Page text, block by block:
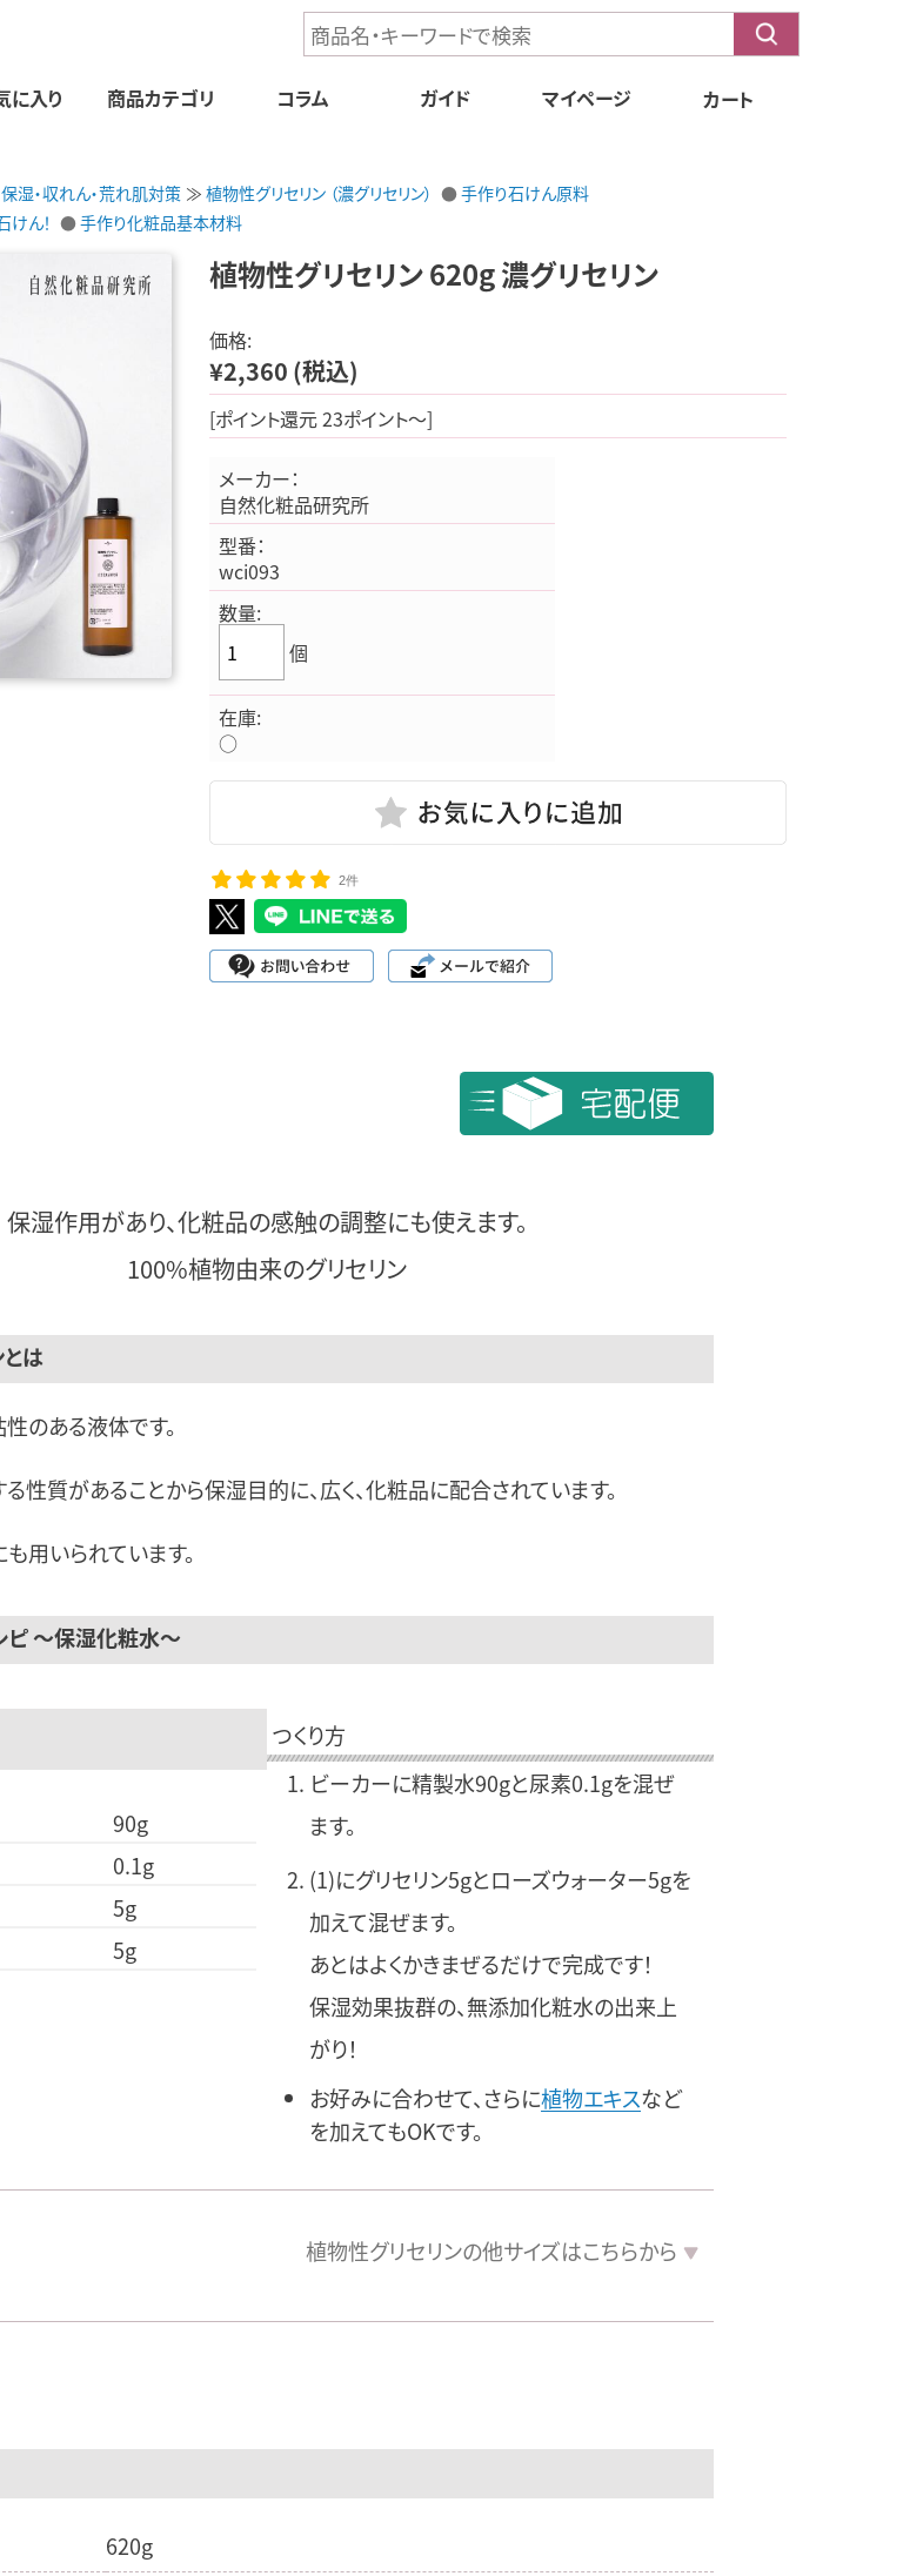
に入り 商品カテゴリ コラム ガイド
送料・配送方法
定期購入
マイページ カート
保湿・収れん・荒れ肌対策 植物性グリセリン （濃グリセリン）
手作り石けん原料
ん！
手作り化粧品基本材料
植物性グリセリン 620g 濃グリセリン
価格:
¥2,360 (税込)
[ポイント還元 23ポイント～]
メーカー：
自然化粧品研究所
型番：
wci093
数量:
個
在庫:
○
2件
保湿作用があり、化粧品の感触の調整にも使えます。
100%植物由来のグリセリン
は
のある液体です。
性質があることから保湿目的に、広く、化粧品に配合されています。
用いられています。
ピ～保湿化粧水～
90g
0.1g
5g
5g
つくり方
ビーカーに精製水90gと尿素0.1gを混ぜ
ます。
(1)にグリセリン5gとローズウォーター5gを
加えて混ぜます。
あとはよくかきまぜるだけで完成です！
保湿効果抜群の、無添加化粧水の出来上
がり！
お好みに合わせて、さらに植物エキスなど
を加えてもOKです。
植物性グリセリンの他サイズはこちらから
620g